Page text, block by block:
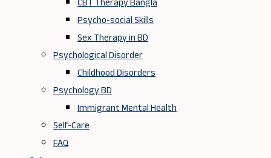
Psycho-social Skills
Sex Therapy in BD
Psychological Disorder
Childhood Disorders
Psychology BD
Immigrant Mental Health
Self-Care
FAQ